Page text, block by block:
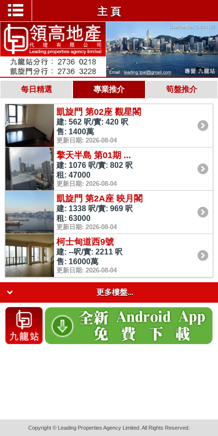
主 頁
每日精選 專業推介 筍盤推介
凱旋門 第02座 觀星閣
建: 562 呎/實: 420 呎
售: 1400萬
更新日期: 2026-08-04
擎天半島 第01期 ...
建: 1076 呎/實: 802 呎
租: 47000
更新日期: 2026-08-04
凱旋門 第2A座 映月閣
建: 1338 呎/實: 969 呎
租: 63000
更新日期: 2026-08-04
柯士甸道西9號
建: --呎/實: 2211 呎
售: 16000萬
更新日期: 2026-08-04
更多樓盤...
Copyright © Leading Properties Agency Limited. All Rights Reserved.